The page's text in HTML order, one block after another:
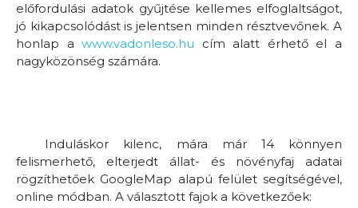
előfordulási adatok gyűjtése kellemes elfoglaltságot,
jó kikapcsolódást is jelentsen minden résztvevőnek. A
honlap awww.vadonleso.hu cím alatt érhető el a
nagyközönség számára.
Induláskor kilenc, mára már 14 könnyen
felismerhető, elterjedt állat- és növényfaj adatai
rögzíthetőek GoogleMap alapú felület segítségével,
online módban. A választott fajok a következőek: